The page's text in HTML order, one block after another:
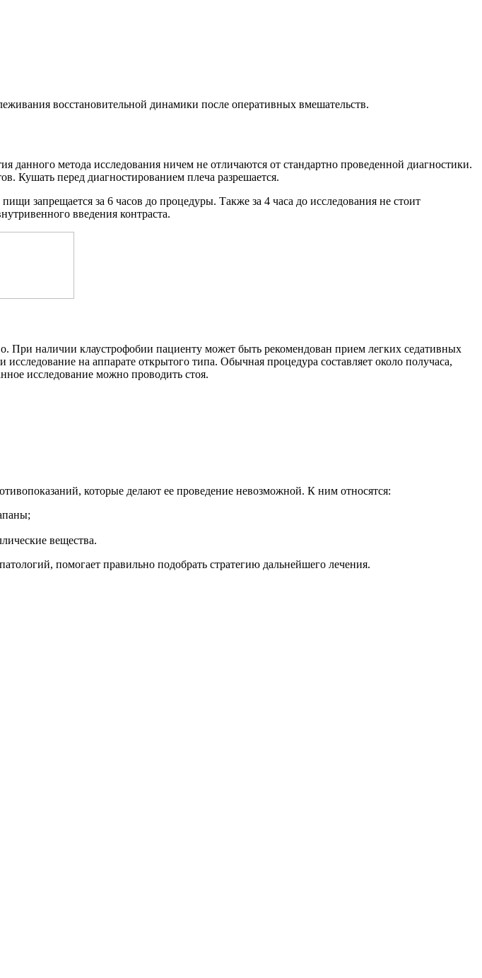
восстановительной динамики после оперативных вмешательств.
метода исследования ничем не отличаются от стандартно проведенной диагностики.
Кушать перед диагностированием плеча разрешается.
запрещается за 6 часов до процедуры. Также за 4 часа до исследования не стоит
введения контраста.
При наличии клаустрофобии пациенту может быть рекомендован прием легких седативных
на аппарате открытого типа. Обычная процедура составляет около получаса,
исследование можно проводить стоя.
которые делают ее проведение невозможной. К ним относятся:
вещества.
помогает правильно подобрать стратегию дальнейшего лечения.